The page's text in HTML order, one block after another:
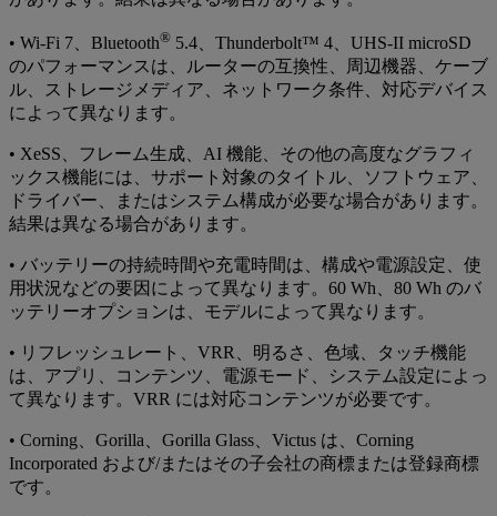
• Wi-Fi 7、Bluetooth® 5.4、Thunderbolt™ 4、UHS-II microSD
のパフォーマンスは、ルーターの互換性、周辺機器、ケーブ
ル、ストレージメディア、ネットワーク条件、対応デバイス
によって異なります。
• XeSS、フレーム生成、AI 機能、その他の高度なグラフィ
ックス機能には、サポート対象のタイトル、ソフトウェア、
ドライバー、またはシステム構成が必要な場合があります。
結果は異なる場合があります。
• バッテリーの持続時間や充電時間は、構成や電源設定、使
用状況などの要因によって異なります。60 Wh、80 Wh のバ
ッテリーオプションは、モデルによって異なります。
• リフレッシュレート、VRR、明るさ、色域、タッチ機能
は、アプリ、コンテンツ、電源モード、システム設定によっ
て異なります。VRR には対応コンテンツが必要です。
• Corning、Gorilla、Gorilla Glass、Victus は、Corning
Incorporated および/またはその子会社の商標または登録商標
です。